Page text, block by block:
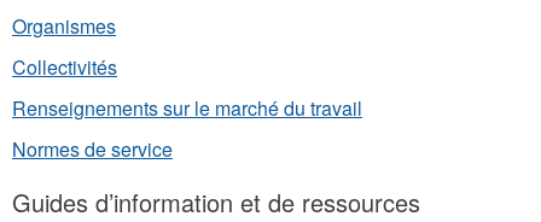
Organismes
Collectivités
Renseignements sur le marché du travail
Normes de service
Guides d’information et de ressources